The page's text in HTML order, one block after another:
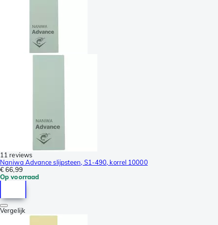
11 reviews
Naniwa Advance slijpsteen, S1-490, korrel 10000
€ 66,99
Op voorraad
Vergelijk